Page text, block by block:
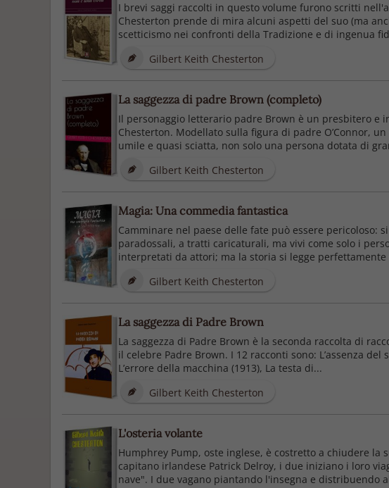
I brevi saggi raccolti in questo volume furono scritti
Chesterton prende di mira alcuni aspetti del suo (ma
scetticismo nei confronti della Tradizione e di ingenua
Gilbert Keith Chesterton
La saggezza di padre Brown (completo)
Il personaggio letterario padre Brown è un presbitero
Chesterton. Modellato sulla figura di padre O’Connor,
umile e quasi sciatta, non solo una persona dotata di
Gilbert Keith Chesterton
Magia: Una commedia fantastica
Camminare nel paese delle fate può essere pericoloso:
paradossali, a tratti caricaturali, ma vivi come solo i
interpretati da attori; ma la storia si legge perfettamente
Gilbert Keith Chesterton
La saggezza di Padre Brown
La saggezza di Padre Brown è la seconda raccolta di
il celebre Padre Brown. I 12 racconti sono: L’assenza
L’errore della macchina (1913), La testa di...
Gilbert Keith Chesterton
L'osteria volante
Humphrey Pump, oste inglese, è costretto a chiudere
capitano irlandese Patrick Delroy, i due iniziano i loro
nave". I due vagano piantando l'insegna e distribuendo